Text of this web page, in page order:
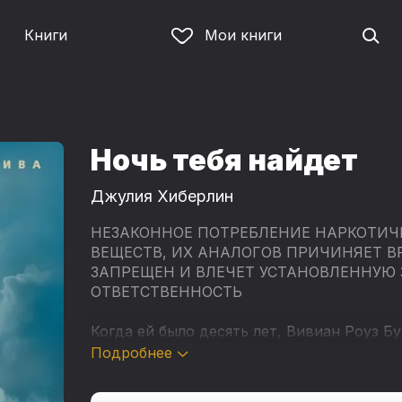
Книги Мои книги
Ночь тебя найдет
Джулия Хиберлин
НЕЗАКОННОЕ ПОТРЕБЛЕНИЕ
ВЕЩЕСТВ, ИХ АНАЛОГОВ ПРИЧИНЯЕТ
ЗАПРЕЩЕН И ВЛЕЧЕТ УСТАНОВЛЕННУЮ
ОТВЕТСТВЕННОСТЬ
Когда ей было десять лет, Вивиан Роуз
спасла чужую жизнь. Спасенный
одни во Вселенной. Но Майк верит и в
Подробнее